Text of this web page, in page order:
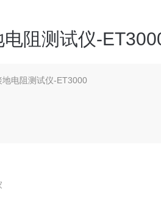
阻测试仪-
地电阻测试仪-ET3000